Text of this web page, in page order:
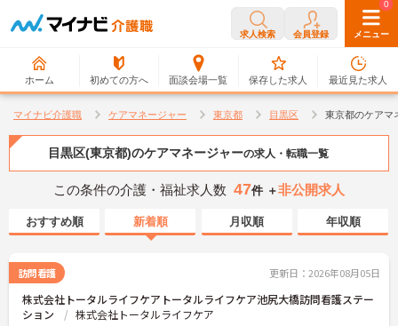
求人検索 会員登録 メニュー
ホーム 初めての方へ 面談会場一覧
0
保存した求人
0
最近見た求人
マイナビ介護職 ケアマネージャー 東京都 目黒区 東京都のケアマ
目黒区(東京都)のケアマネージャーの求人・転職一覧
この条件の介護・福祉求人数 47件 ＋非公開求人
おすすめ順 新着順 月収順 年収順
訪問看護 更新日：2026年08月05日
株式会社トータルライフケアトータルライフケア池尻大橋訪問看護ステー
ション
株式会社トータルライフケア